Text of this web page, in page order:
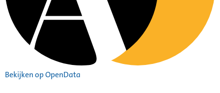
Bekijken op OpenData